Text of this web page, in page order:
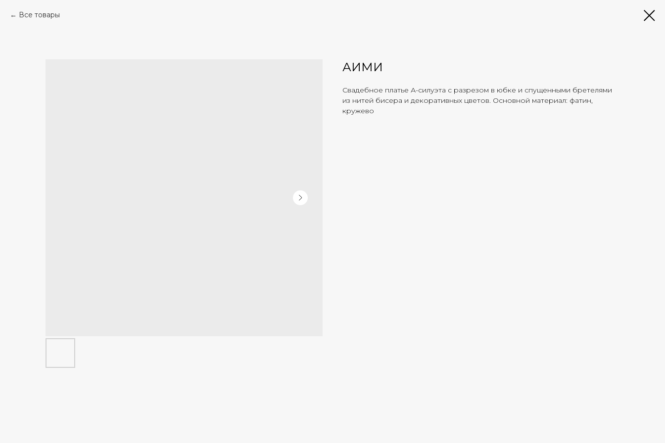
Все товары
АИМИ
Свадебное платье А-силуэта с разрезом в юбке и спущенными бретелями
из нитей бисера и декоративных цветов. Основной материал: фатин,
кружево